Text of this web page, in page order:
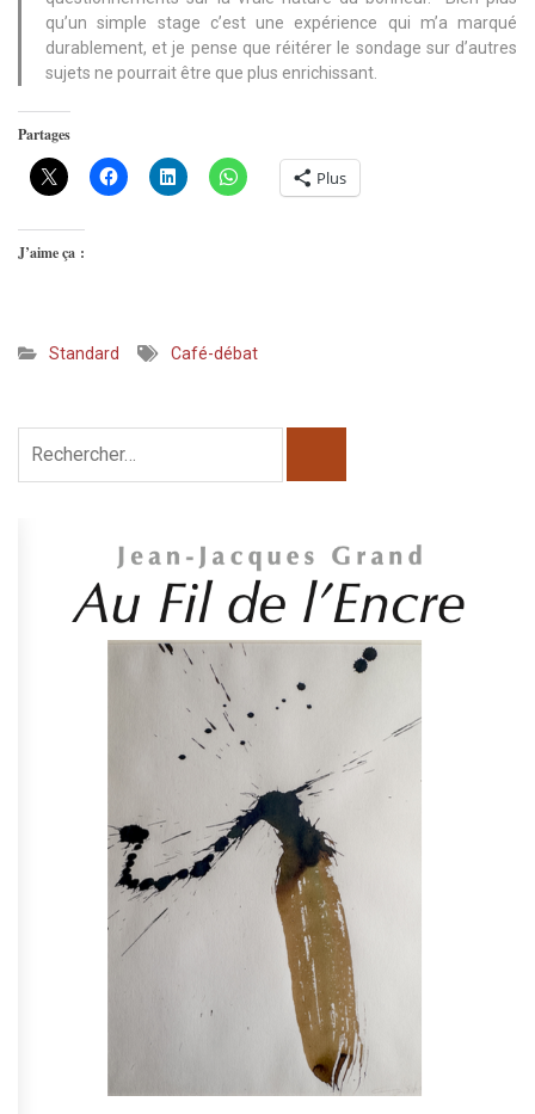
qu’un simple stage c’est une expérience qui m’a marqué
durablement, et je pense que réitérer le sondage sur d’autres
sujets ne pourrait être que plus enrichissant.
Partages
Plus
J’aime ça :
Standard Café-débat